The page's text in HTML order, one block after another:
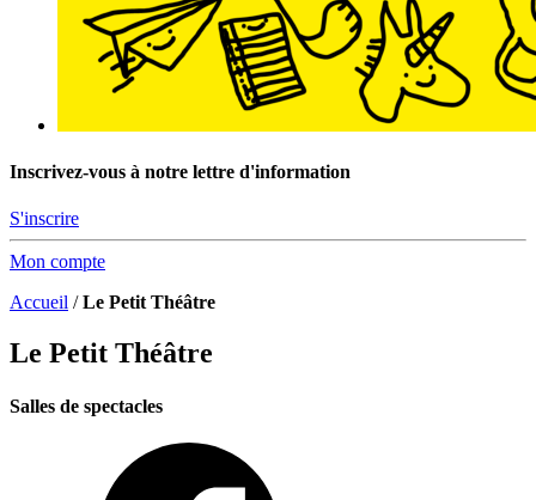
Inscrivez-vous à notre lettre d'information
S'inscrire
Mon compte
Accueil /Le Petit Théâtre
Le Petit Théâtre
Salles de spectacles